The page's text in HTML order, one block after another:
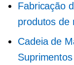
Fabricação
produtos de
Cadeia de